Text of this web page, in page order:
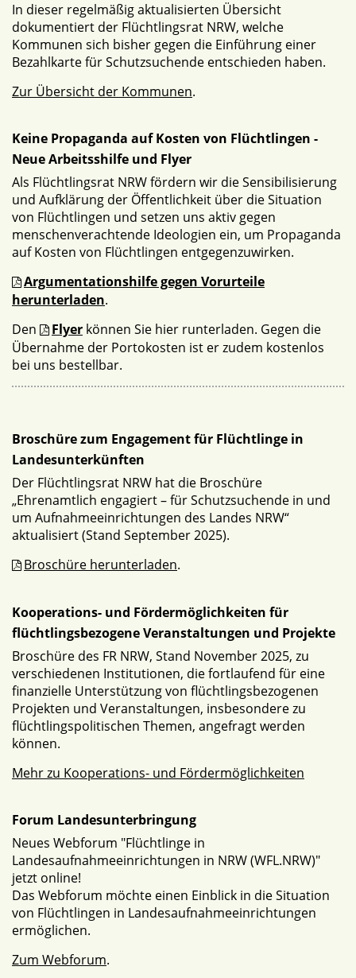
In dieser regelmäßig aktualisierten Übersicht
dokumentiert der Flüchtlingsrat NRW, welche
Kommunen sich bisher gegen die Einführung einer
Bezahlkarte für Schutzsuchende entschieden haben.
Zur Übersicht der Kommunen.
Keine Propaganda auf Kosten von Flüchtlingen -
Neue Arbeitsshilfe und Flyer
Als Flüchtlingsrat NRW fördern wir die Sensibilisierung
und Aufklärung der Öffentlichkeit über die Situation
von Flüchtlingen und setzen uns aktiv gegen
menschenverachtende Ideologien ein, um Propaganda
auf Kosten von Flüchtlingen entgegenzuwirken.
Argumentationshilfe gegen Vorurteile
herunterladen.
Den
Flyer können Sie hier runterladen. Gegen die
Übernahme der Portokosten ist er zudem kostenlos
bei uns bestellbar.
Broschüre zum Engagement für Flüchtlinge in
Landesunterkünften
Der Flüchtlingsrat NRW hat die Broschüre
„Ehrenamtlich engagiert – für Schutzsuchende in und
um Aufnahmeeinrichtungen des Landes NRW“
aktualisiert (Stand September 2025).
Broschüre herunterladen.
Kooperations- und Fördermöglichkeiten für
flüchtlingsbezogene Veranstaltungen und Projekte
Broschüre des FR NRW, Stand November 2025, zu
verschiedenen Institutionen, die fortlaufend für eine
finanzielle Unterstützung von flüchtlingsbezogenen
Projekten und Veranstaltungen, insbesondere zu
flüchtlingspolitischen Themen, angefragt werden
können.
Mehr zu Kooperations- und Fördermöglichkeiten
Forum Landesunterbringung
Neues Webforum "Flüchtlinge in
Landesaufnahmeeinrichtungen in NRW (WFL.NRW)"
jetzt online!
Das Webforum möchte einen Einblick in die Situation
von Flüchtlingen in Landesaufnahmeeinrichtungen
ermöglichen.
Zum Webforum.